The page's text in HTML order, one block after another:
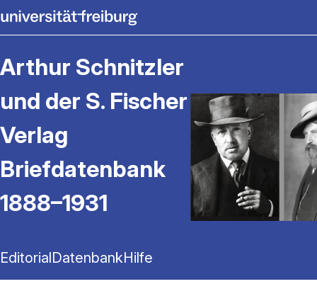
Arthur Schnitzler
und der S. Fischer
Verlag
Briefdatenbank
1888–1931
EditorialDatenbankHilfe